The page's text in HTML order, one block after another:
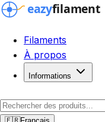
Filaments
À propos
Informations